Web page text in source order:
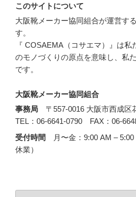
このサイトについて
大阪靴メーカー協同組合が運営す
す。
『 COSAEMA（コサエマ）』は
のモノづくりの原点を意味し、私
です。
大阪靴メーカー協同組合
事務局 〒557-0016 大阪市西成区
TEL：06-6641-0790 FAX：06-
受付時間
月〜金：9:00 AM –
休業）